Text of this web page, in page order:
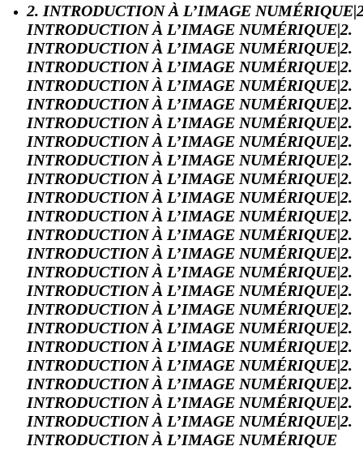
2. INTRODUCTION À L’IMAGE
INTRODUCTION À L’IMAGE NUMÉRIQUE|2.
INTRODUCTION À L’IMAGE NUMÉRIQUE|2.
INTRODUCTION À L’IMAGE NUMÉRIQUE|2.
INTRODUCTION À L’IMAGE NUMÉRIQUE|2.
INTRODUCTION À L’IMAGE NUMÉRIQUE|2.
INTRODUCTION À L’IMAGE NUMÉRIQUE|2.
INTRODUCTION À L’IMAGE NUMÉRIQUE|2.
INTRODUCTION À L’IMAGE NUMÉRIQUE|2.
INTRODUCTION À L’IMAGE NUMÉRIQUE|2.
INTRODUCTION À L’IMAGE NUMÉRIQUE|2.
INTRODUCTION À L’IMAGE NUMÉRIQUE|2.
INTRODUCTION À L’IMAGE NUMÉRIQUE|2.
INTRODUCTION À L’IMAGE NUMÉRIQUE|2.
INTRODUCTION À L’IMAGE NUMÉRIQUE|2.
INTRODUCTION À L’IMAGE NUMÉRIQUE|2.
INTRODUCTION À L’IMAGE NUMÉRIQUE|2.
INTRODUCTION À L’IMAGE NUMÉRIQUE|2.
INTRODUCTION À L’IMAGE NUMÉRIQUE|2.
INTRODUCTION À L’IMAGE NUMÉRIQUE|2.
INTRODUCTION À L’IMAGE NUMÉRIQUE|2.
INTRODUCTION À L’IMAGE NUMÉRIQUE|2.
INTRODUCTION À L’IMAGE NUMÉRIQUE|2.
INTRODUCTION À L’IMAGE NUMÉRIQUE